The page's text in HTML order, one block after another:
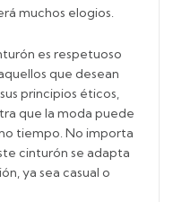
muchos elogios.
es respetuoso
que desean
principios éticos,
que la moda puede
tiempo. No importa
cinturón se adapta
ya sea casual o